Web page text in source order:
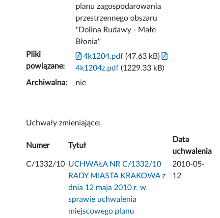
planu zagospodarowania
przestrzennego obszaru
''Dolina Rudawy - Małe
Błonia''
Pliki
powiązane:
4k1204.pdf (47.63 kB)
4k1204z.pdf (1229.33 kB)
Archiwalna:
nie
Uchwały zmieniające:
Numer Tytuł
Data
uchwalenia
C/1332/10 UCHWAŁA NR C/1332/10
RADY MIASTA KRAKOWA z
dnia 12 maja 2010 r. w
sprawie uchwalenia
miejscowego planu
2010-05-
12